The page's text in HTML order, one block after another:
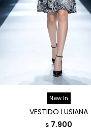
New In
VESTIDO LUSIANA
$ 7.900